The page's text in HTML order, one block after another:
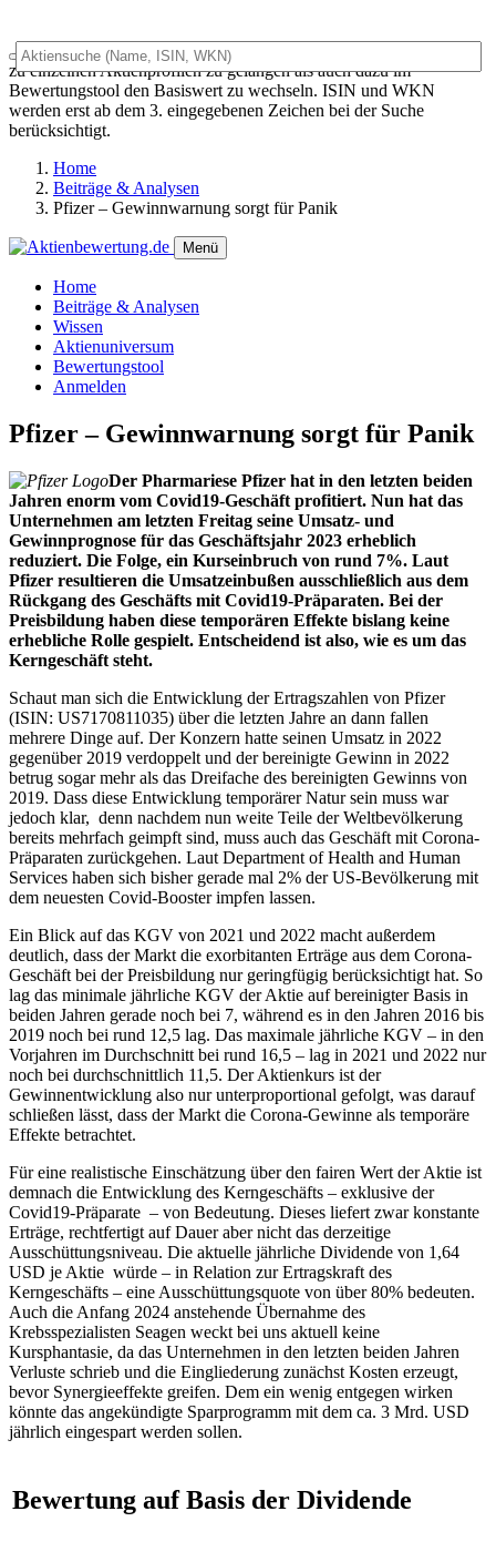
Das Universalsuchfeld dient sowohl als generelles Suchfeld um
zu einzelnen Aktienprofilen zu gelangen als auch dazu im
Bewertungstool den Basiswert zu wechseln. ISIN und WKN
werden erst ab dem 3. eingegebenen Zeichen bei der Suche
berücksichtigt.
Home
Beiträge & Analysen
Pfizer – Gewinnwarnung sorgt für Panik
Menü
Home
Beiträge & Analysen
Wissen
Aktienuniversum
Bewertungstool
Anmelden
Pfizer – Gewinnwarnung sorgt für Panik
Der Pharmariese Pfizer hat in den letzten beiden
Jahren enorm vom Covid19-Geschäft profitiert. Nun hat das
Unternehmen am letzten Freitag seine Umsatz- und
Gewinnprognose für das Geschäftsjahr 2023 erheblich
reduziert. Die Folge, ein Kurseinbruch von rund 7%. Laut
Pfizer resultieren die Umsatzeinbußen ausschließlich aus dem
Rückgang des Geschäfts mit Covid19-Präparaten. Bei der
Preisbildung haben diese temporären Effekte bislang keine
erhebliche Rolle gespielt. Entscheidend ist also, wie es um das
Kerngeschäft steht.
Schaut man sich die Entwicklung der Ertragszahlen von Pfizer
(ISIN: US7170811035) über die letzten Jahre an dann fallen
mehrere Dinge auf. Der Konzern hatte seinen Umsatz in 2022
gegenüber 2019 verdoppelt und der bereinigte Gewinn in 2022
betrug sogar mehr als das Dreifache des bereinigten Gewinns von
2019. Dass diese Entwicklung temporärer Natur sein muss war
jedoch klar, denn nachdem nun weite Teile der Weltbevölkerung
bereits mehrfach geimpft sind, muss auch das Geschäft mit Corona-
Präparaten zurückgehen. Laut Department of Health and Human
Services haben sich bisher gerade mal 2% der US-Bevölkerung mit
dem neuesten Covid-Booster impfen lassen.
Ein Blick auf das KGV von 2021 und 2022 macht außerdem
deutlich, dass der Markt die exorbitanten Erträge aus dem Corona-
Geschäft bei der Preisbildung nur geringfügig berücksichtigt hat. So
lag das minimale jährliche KGV der Aktie auf bereinigter Basis in
beiden Jahren gerade noch bei 7, während es in den Jahren 2016 bis
2019 noch bei rund 12,5 lag. Das maximale jährliche KGV – in den
Vorjahren im Durchschnitt bei rund 16,5 – lag in 2021 und 2022 nur
noch bei durchschnittlich 11,5. Der Aktienkurs ist der
Gewinnentwicklung also nur unterproportional gefolgt, was darauf
schließen lässt, dass der Markt die Corona-Gewinne als temporäre
Effekte betrachtet.
Für eine realistische Einschätzung über den fairen Wert der Aktie ist
demnach die Entwicklung des Kerngeschäfts – exklusive der
Covid19-Präparate – von Bedeutung. Dieses liefert zwar konstante
Erträge, rechtfertigt auf Dauer aber nicht das derzeitige
Ausschüttungsniveau. Die aktuelle jährliche Dividende von 1,64
USD je Aktie würde – in Relation zur Ertragskraft des
Kerngeschäfts – eine Ausschüttungsquote von über 80% bedeuten.
Auch die Anfang 2024 anstehende Übernahme des
Krebsspezialisten Seagen weckt bei uns aktuell keine
Kursphantasie, da das Unternehmen in den letzten beiden Jahren
Verluste schrieb und die Eingliederung zunächst Kosten erzeugt,
bevor Synergieeffekte greifen. Dem ein wenig entgegen wirken
könnte das angekündigte Sparprogramm mit dem ca. 3 Mrd. USD
jährlich eingespart werden sollen.
Bewertung auf Basis der Dividende